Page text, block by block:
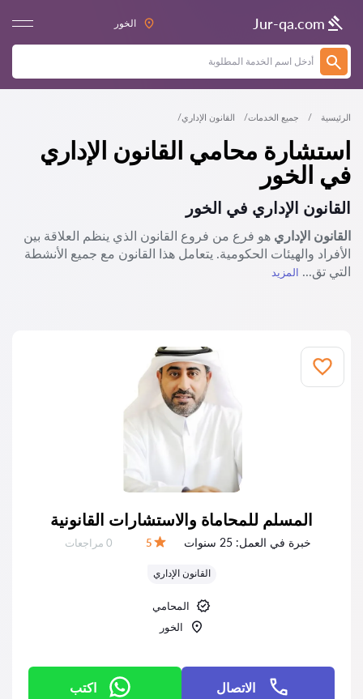
Jur-qa.com الخور‎
الرئيسية جميع الخدمات القانون الإداري
استشارة محامي القانون الإداري
في الخور
القانون الإداري في الخور
القانون الإداري هو فرع من فروع القانون الذي ينظم العلاقة بين
الأفراد والهيئات الحكومية. يتعامل هذا القانون مع جميع الأنشطة
التي تق... المزيد
المسلم للمحاماة والاستشارات القانونية
خبرة في العمل: 25 سنوات 5 عدد المراجعات:
0 مراجعات
القانون الإداري
المحامي
الخور‎
الاتصال اكتب